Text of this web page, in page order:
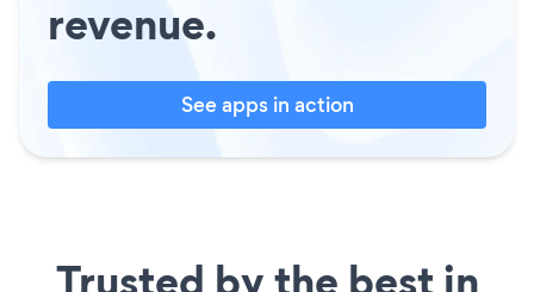
revenue.
See apps in action